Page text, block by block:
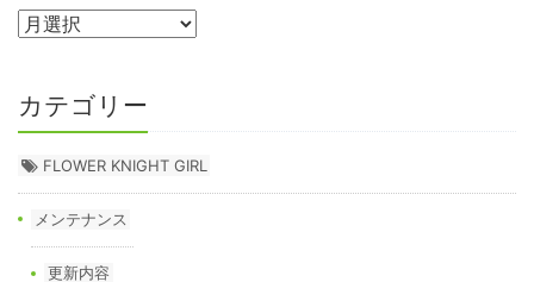
カテゴリー
FLOWER KNIGHT GIRL
メンテナンス
更新内容